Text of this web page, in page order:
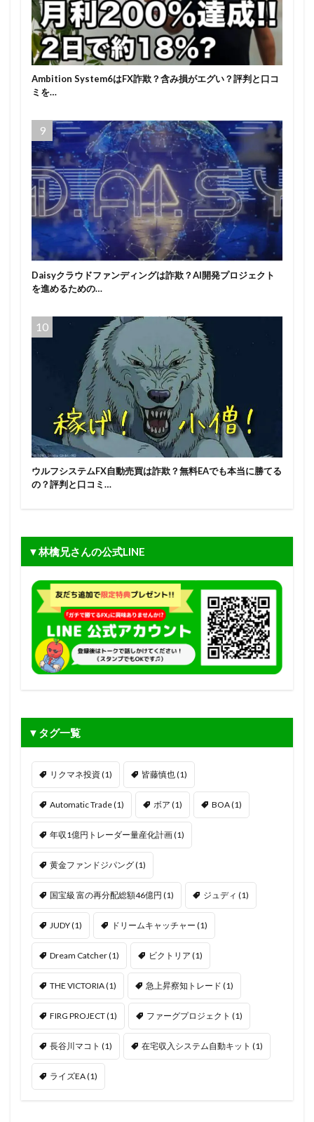
Ambition System6はFX詐欺？含み損がエグい？評判と口コ
ミを…
Daisyクラウドファンディングは詐欺？AI開発プロジェクト
を進めるための…
ウルフシステムFX自動売買は詐欺？無料EAでも本当に勝てる
の？評判と口コミ…
▼林檎兄さんの公式LINE
▼タグ一覧
リクマネ投資(1) 皆藤慎也(1)
Automatic Trade(1) ボア (1) BOA(1)
年収1億円トレーダー量産化計画(1)
黄金ファンドジパング(1)
国宝級 富の再分配総額46億円 (1) ジュディ (1)
JUDY(1) ドリームキャッチャー (1)
Dream Catcher(1) ビクトリア (1)
THE VICTORIA(1) 急上昇察知トレード (1)
FIRG PROJECT(1) ファーグプロジェクト (1)
長谷川マコト (1) 在宅収入システム自動キット (1)
ライズEA(1)